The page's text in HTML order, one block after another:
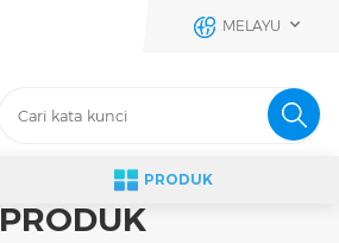
MELAYU
PRODUK
PRODUK